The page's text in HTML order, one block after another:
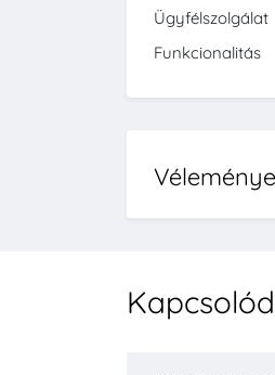
Ügyfélszolgálat
Funkcionalitás